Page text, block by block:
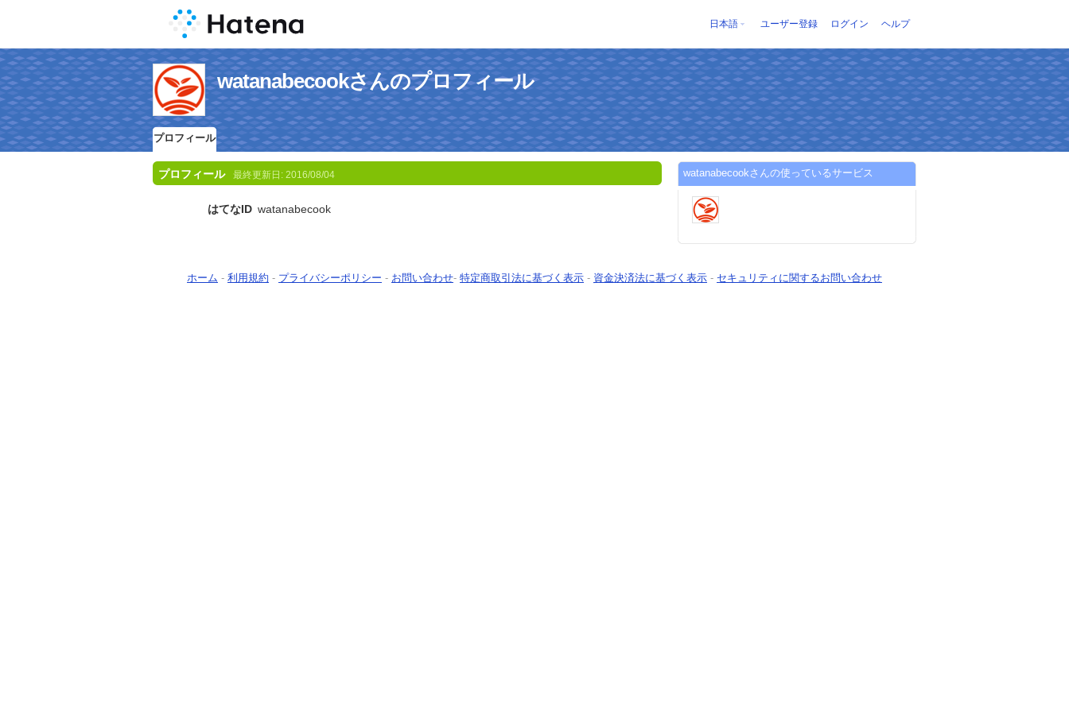
日本語 ユーザー登録 ログイン ヘルプ
watanabecookさんのプロフィール
プロフィール
プロフィール 最終更新日: 2016/08/04
はてなID watanabecook
watanabecookさんの使っているサービス
ホーム - 利用規約 - プライバシーポリシー - お問い合わせ- 特定商取引法に基づく表示 - 資金決済法に基づく表示 - セキュリティに関するお問い合わせ